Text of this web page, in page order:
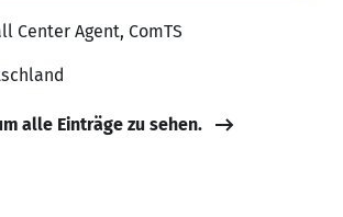
Center Agent, ComTS
alle Einträge zu sehen.